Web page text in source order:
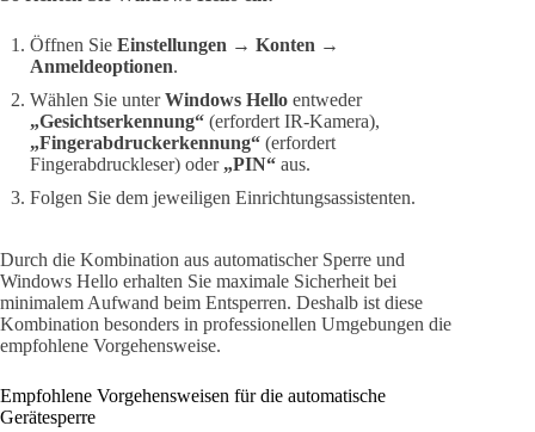
Öffnen Sie Einstellungen → Konten →
Anmeldeoptionen.
Wählen Sie unterWindows Hello entweder
„Gesichtserkennung“ (erfordert IR-Kamera),
„Fingerabdruckerkennung“ (erfordert
Fingerabdruckleser) oder „PIN“ aus.
Folgen Sie dem jeweiligen Einrichtungsassistenten.
Durch die Kombination aus automatischer Sperre und
Windows Hello erhalten Sie maximale Sicherheit bei
minimalem Aufwand beim Entsperren. Deshalb ist diese
Kombination besonders in professionellen Umgebungen die
empfohlene Vorgehensweise.
Empfohlene Vorgehensweisen für die automatische
Gerätesperre